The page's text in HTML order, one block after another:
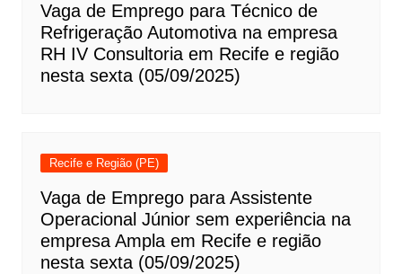
Vaga de Emprego para Técnico de
Refrigeração Automotiva na empresa
RH IV Consultoria em Recife e região
nesta sexta (05/09/2025)
Recife e Região (PE)
Vaga de Emprego para Assistente
Operacional Júnior sem experiência na
empresa Ampla em Recife e região
nesta sexta (05/09/2025)